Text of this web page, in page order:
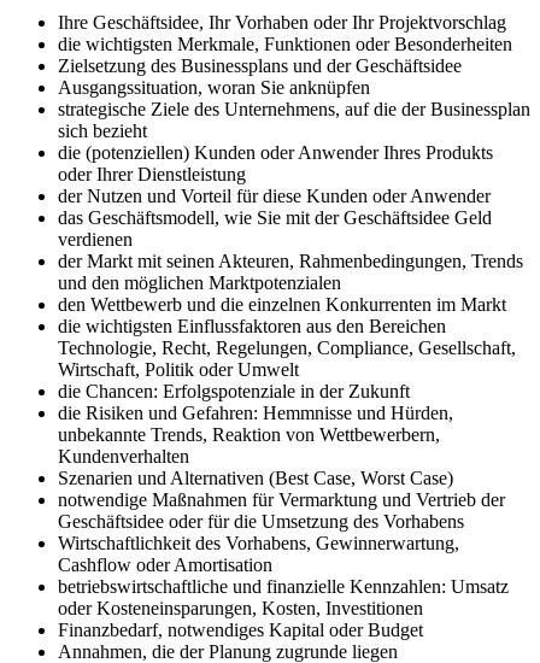
Ihre Geschäftsidee, Ihr Vorhaben oder Ihr Projektvorschlag
die wichtigsten Merkmale, Funktionen oder Besonderheiten
Zielsetzung des Businessplans und der Geschäftsidee
Ausgangssituation, woran Sie anknüpfen
strategische Ziele des Unternehmens, auf die der Businessplan
sich bezieht
die (potenziellen) Kunden oder Anwender Ihres Produkts
oder Ihrer Dienstleistung
der Nutzen und Vorteil für diese Kunden oder Anwender
das Geschäftsmodell, wie Sie mit der Geschäftsidee Geld
verdienen
der Markt mit seinen Akteuren, Rahmenbedingungen, Trends
und den möglichen Marktpotenzialen
den Wettbewerb und die einzelnen Konkurrenten im Markt
die wichtigsten Einflussfaktoren aus den Bereichen
Technologie, Recht, Regelungen, Compliance, Gesellschaft,
Wirtschaft, Politik oder Umwelt
die Chancen: Erfolgspotenziale in der Zukunft
die Risiken und Gefahren: Hemmnisse und Hürden,
unbekannte Trends, Reaktion von Wettbewerbern,
Kundenverhalten
Szenarien und Alternativen (Best Case, Worst Case)
notwendige Maßnahmen für Vermarktung und Vertrieb der
Geschäftsidee oder für die Umsetzung des Vorhabens
Wirtschaftlichkeit des Vorhabens, Gewinnerwartung,
Cashflow oder Amortisation
betriebswirtschaftliche und finanzielle Kennzahlen: Umsatz
oder Kosteneinsparungen, Kosten, Investitionen
Finanzbedarf, notwendiges Kapital oder Budget
Annahmen, die der Planung zugrunde liegen